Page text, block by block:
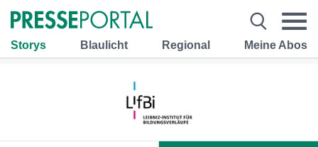
Storys Blaulicht Regional Meine Abos